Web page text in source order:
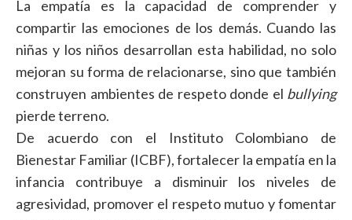
La empatía es la capacidad de comprender y
compartir las emociones de los demás. Cuando las
niñas y los niños desarrollan esta habilidad, no solo
mejoran su forma de relacionarse, sino que también
construyen ambientes de respeto donde el bullying
pierde terreno.
De acuerdo con el Instituto Colombiano de
Bienestar Familiar (ICBF), fortalecer la empatía en la
infancia contribuye a disminuir los niveles de
agresividad, promover el respeto mutuo y fomentar